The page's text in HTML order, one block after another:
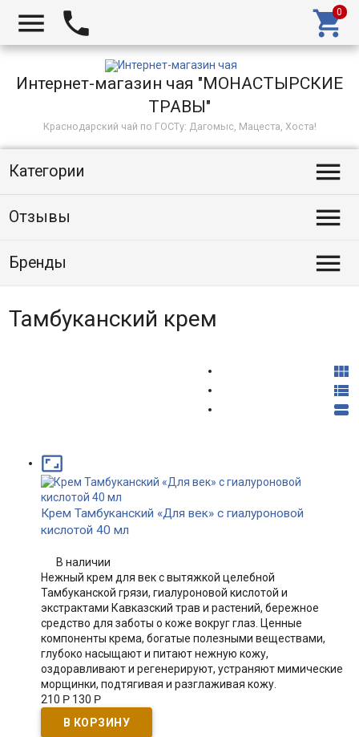
  
Интернет-магазин чая "МОНАСТЫРСКИЕ
ТРАВЫ"
Краснодарский чай по ГОСТу: Дагомыс, Мацеста, Хоста!
Категории 
Отзывы 
Бренды 
Тамбуканский крем




Крем Тамбуканский «Для век» с гиалуроновой
кислотой 40 мл
В наличии
​Нежный крем для век с вытяжкой целебной
Тамбуканской грязи, гиалуроновой кислотой и
экстрактами Кавказский трав и растений, бережное
средство для заботы о коже вокруг глаз. Ценные
компоненты крема, богатые полезными веществами,
глубоко насыщают и питают нежную кожу,
оздоравливают и регенерируют, устраняют мимические
морщинки, подтягивая и разглаживая кожу.
210 Р 130 Р